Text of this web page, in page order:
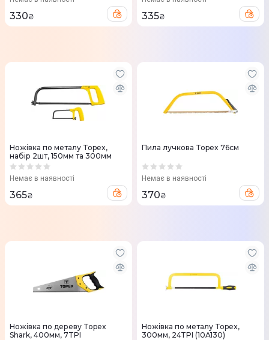
330₴ 335₴
Ножівка по металу Topex,
набір 2шт, 150мм та 300мм
Немає в наявності
365₴
Пила лучкова Topex 76см
Немає в наявності
370₴
Ножівка по дереву Topex
Shark, 400мм, 7TPI
Ножівка по металу Topex,
300мм, 24TPI (10A130)